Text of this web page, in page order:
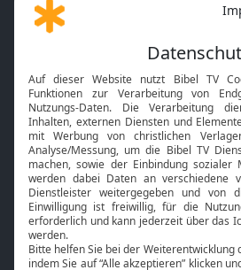
Gott und Bibel erklärt
Neuigkeiten
Bibel TV
Über uns